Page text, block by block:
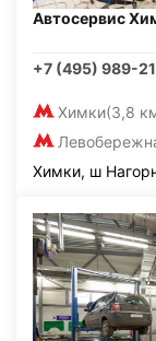
Автосервис
+7 (495) 989-
Химки(3,8
Химки, ш